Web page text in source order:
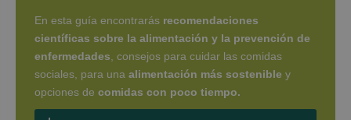
En esta guía encontrarás recomendaciones
científicas sobre la alimentación y la prevención de
enfermedades, consejos para cuidar las comidas
sociales, para una alimentación más sostenible y
opciones de comidas con poco tiempo.